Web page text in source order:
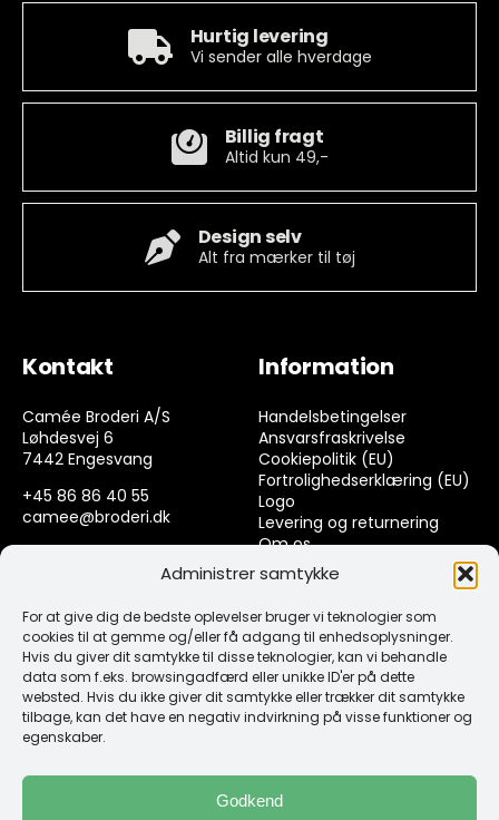
Administrer samtykke
For at give dig de bedste oplevelser bruger vi teknologier som
cookies til at gemme og/eller få adgang til enhedsoplysninger.
Hvis du giver dit samtykke til disse teknologier, kan vi behandle
data som f.eks. browsingadfærd eller unikke ID'er på dette
websted. Hvis du ikke giver dit samtykke eller trækker dit samtykke
tilbage, kan det have en negativ indvirkning på visse funktioner og
egenskaber.
Godkend
Hurtig levering
Vi sender alle hverdage
Billig fragt
Altid kun 49,-
Design selv
Alt fra mærker til tøj
Kontakt
Camée Broderi A/S
Løhdesvej 6
7442 Engesvang
+45 86 86 40 55
camee@broderi.dk
Information
Handelsbetingelser
Ansvarsfraskrivelse
Cookiepolitik (EU)
Fortrolighedserklæring (EU)
Logo
Levering og returnering
Om os
Kontakt
Links
Spørgsmål & Svar
Tråd
Design selv guide
Konto